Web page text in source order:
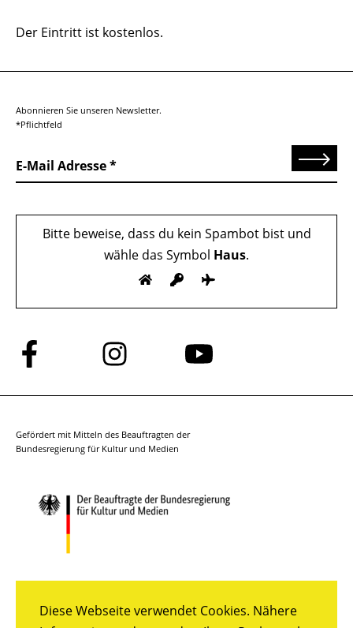
Diese Webseite verwendet Cookies. Nähere
Der Eintritt ist kostenlos.
Abonnieren Sie unseren Newsletter.
*Pflichtfeld
E-Mail Adresse Senden
Bitte beweise, dass du kein Spambot bist und
wähle das Symbol Haus.
Folge
uns
auf
Folge
uns
auf
Folge
auf
Gefördert mit Mitteln des Beauftragten der
Bundesregierung für Kultur und Medien